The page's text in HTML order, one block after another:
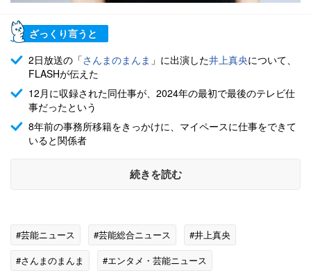
ざっくり言うと
2日放送の「さんまのまんま 」に出演した井上真央について、
FLASHが伝えた
12月に収録された同仕事が、2024年の最初で最後のテレビ仕
事だったという
8年前の事務所移籍をきっかけに、マイペースに仕事をできて
いると関係者
続きを読む
#芸能ニュース #芸能総合ニュース
#井上真央
#さんまのまんま
#エンタメ・芸能ニュース